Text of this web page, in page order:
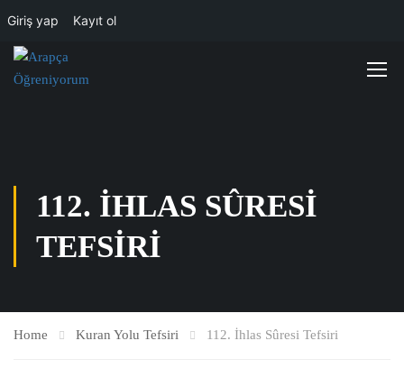
Giriş yap Kayıt ol
112. İHLAS SÛRESI
TEFSIRI
Home Kuran Yolu Tefsiri 112. İhlas Sûresi Tefsiri